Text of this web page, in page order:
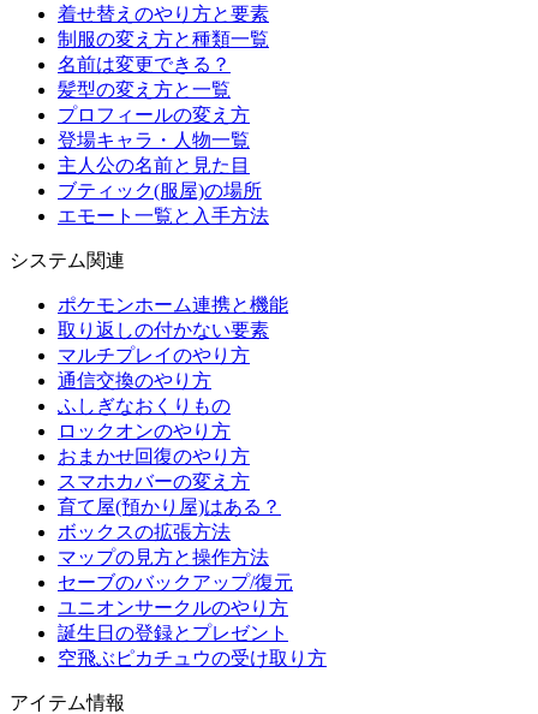
着せ替えのやり方と要素
制服の変え方と種類一覧
名前は変更できる？
髪型の変え方と一覧
プロフィールの変え方
登場キャラ・人物一覧
主人公の名前と見た目
ブティック(服屋)の場所
エモート一覧と入手方法
システム関連
ポケモンホーム連携と機能
取り返しの付かない要素
マルチプレイのやり方
通信交換のやり方
ふしぎなおくりもの
ロックオンのやり方
おまかせ回復のやり方
スマホカバーの変え方
育て屋(預かり屋)はある？
ボックスの拡張方法
マップの見方と操作方法
セーブのバックアップ/復元
ユニオンサークルのやり方
誕生日の登録とプレゼント
空飛ぶピカチュウの受け取り方
アイテム情報